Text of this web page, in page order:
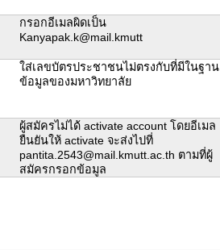
กรอกอีเมลผิดเป็น
Kanyapak.k@mail.kmutt
ใส่เลขบัตรประชาชนไม่ตรงกับที่มีในฐาน
ข้อมูลของมหาวิทยาลัย
ผู้สมัครไม่ได้ activate account โดยอีเมล
ยืนยันให้ activate จะส่งไปที่
pantita.2543@mail.kmutt.ac.th ตามที่ผู้
สมัครกรอกข้อมูล